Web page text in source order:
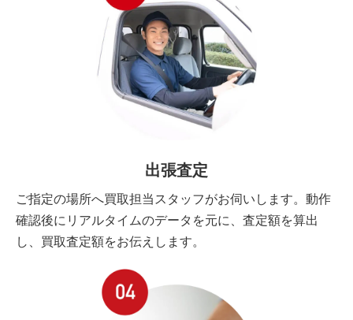
出張査定
ご指定の場所へ買取担当スタッフがお伺いします。動作
確認後にリアルタイムのデータを元に、査定額を算出
し、買取査定額をお伝えします。